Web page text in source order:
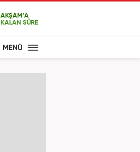
AKŞAM'A
KALAN SÜRE
MENÜ